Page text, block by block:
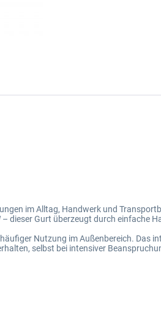
im Alltag, Handwerk und
dieser Gurt überzeugt durch einfache
Nutzung im Außenbereich. Das
selbst bei intensiver